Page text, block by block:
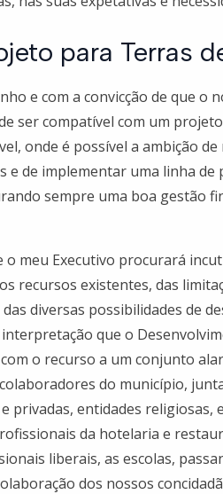
para Terras
e com a convicção de que o
ser compatível com um
onde é possível a ambição
e de implementar uma linha de
sempre uma boa gestão
o meu Executivo procurará
recursos existentes, das
diversas possibilidades de
que o
o recurso a um conjunto
do município,
privadas, entidades religiosas,
da hotelaria e
liberais, as escolas,
dos nossos